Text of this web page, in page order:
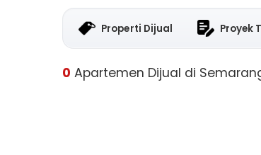
Properti Dijual Proyek
0 Apartemen Dijual di